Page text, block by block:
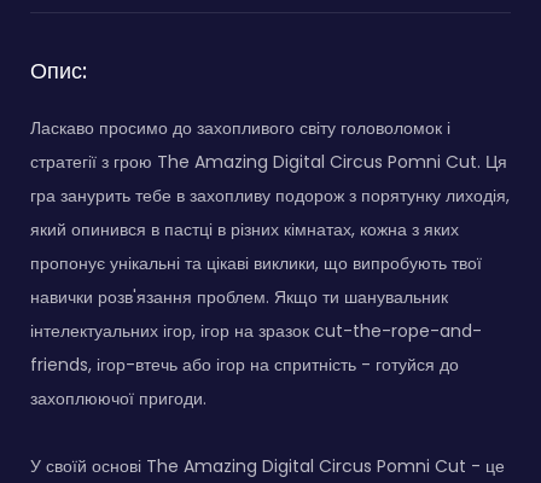
Опис:
Ласкаво просимо до захопливого світу головоломок і
стратегії з грою The Amazing Digital Circus Pomni Cut. Ця
гра занурить тебе в захопливу подорож з порятунку лиходія,
який опинився в пастці в різних кімнатах, кожна з яких
пропонує унікальні та цікаві виклики, що випробують твої
навички розв'язання проблем. Якщо ти шанувальник
інтелектуальних ігор, ігор на зразок cut-the-rope-and-
friends, ігор-втечь або ігор на спритність - готуйся до
захоплюючої пригоди.
У своїй основі The Amazing Digital Circus Pomni Cut - це